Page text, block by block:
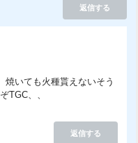
返信する
焼いても火種貰えないそう
TGC、、
返信する